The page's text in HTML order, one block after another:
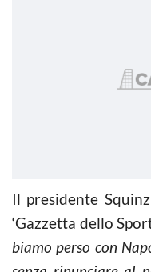
Il presidente
‘Gazzetta dello
bia­mo perso con